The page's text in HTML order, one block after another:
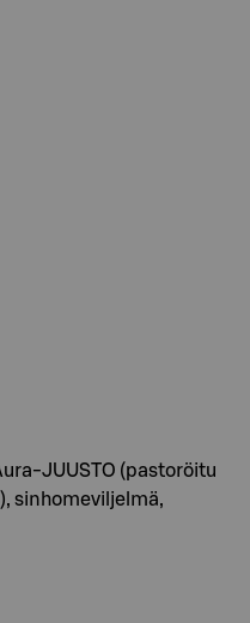
JUUSTO (pastoröitu
sinhomeviljelmä,